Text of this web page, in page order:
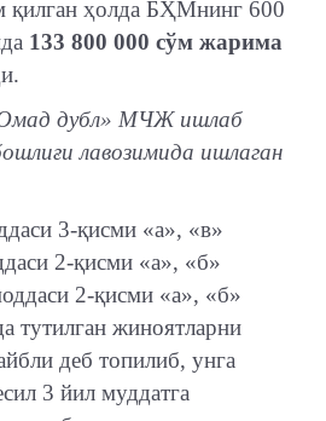
қилган ҳолда БҲМнинг 600
133 800 000 сўм жарима
дубл» МЧЖ ишлаб
лавозимида ишлаган
3-қисми «а», «в»
2-қисми «а», «б»
2-қисми «а», «б»
тутилган жиноятларни
деб топилиб, унга
3 йил муддатга